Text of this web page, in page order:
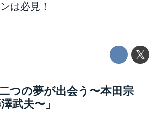
は必見！
つの夢が出会う〜本田宗
武夫〜」